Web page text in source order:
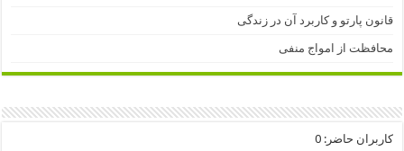
قانون پارتو و کاربرد آن در زندگی
محافظت از امواج منفی
کاربران حاضر:0